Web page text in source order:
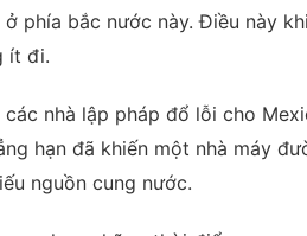
ở phía bắc nước này. Điều này
ít đi.
nhà lập pháp đổ lỗi cho
hạn đã khiến một nhà máy
nguồn cung nước.